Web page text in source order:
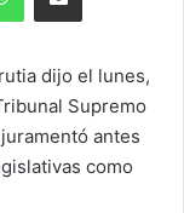
dijo el lunes,
Supremo
antes
como